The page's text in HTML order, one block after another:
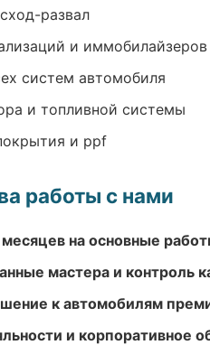
развал
и иммобилайзеров
систем автомобиля
и топливной системы
и ppf
работы с нами
на основные
мастера и контроль
к автомобилям
и корпоративное